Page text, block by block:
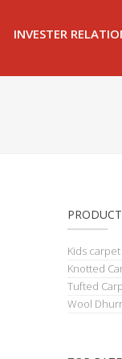
INVESTER
Kids carpet
Knotted
Tufted
Wool